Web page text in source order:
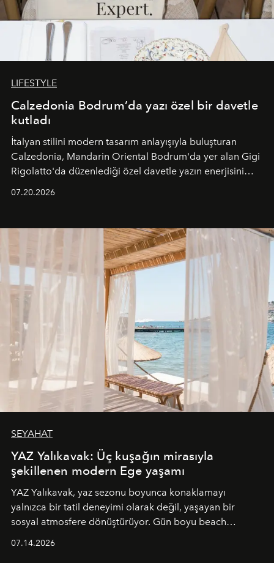
LIFESTYLE
Calzedonia Bodrum’da yazı özel bir davetle
kutladı
İtalyan stilini modern tasarım anlayışıyla buluşturan
Calzedonia, Mandarin Oriental Bodrum'da yer alan Gigi
Rigolatto'da düzenlediği özel davetle yazın enerjisini
07.20.2026
SEYAHAT
YAZ Yalıkavak: Üç kuşağın mirasıyla
şekillenen modern Ege yaşamı
YAZ Yalıkavak, yaz sezonu boyunca konaklamayı
yalnızca bir tatil deneyimi olarak değil, yaşayan bir
sosyal atmosfere dönüştürüyor. Gün boyu beach
07.14.2026